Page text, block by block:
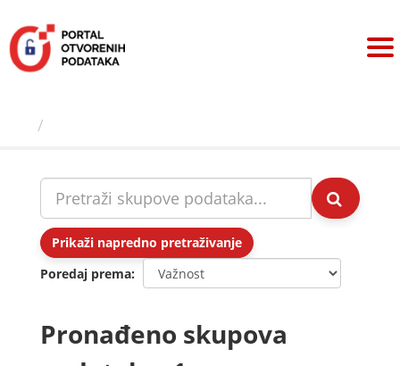
sadržaj
Prikaži napredno pretraživanje
Poredaj prema
Pronađeno skupova